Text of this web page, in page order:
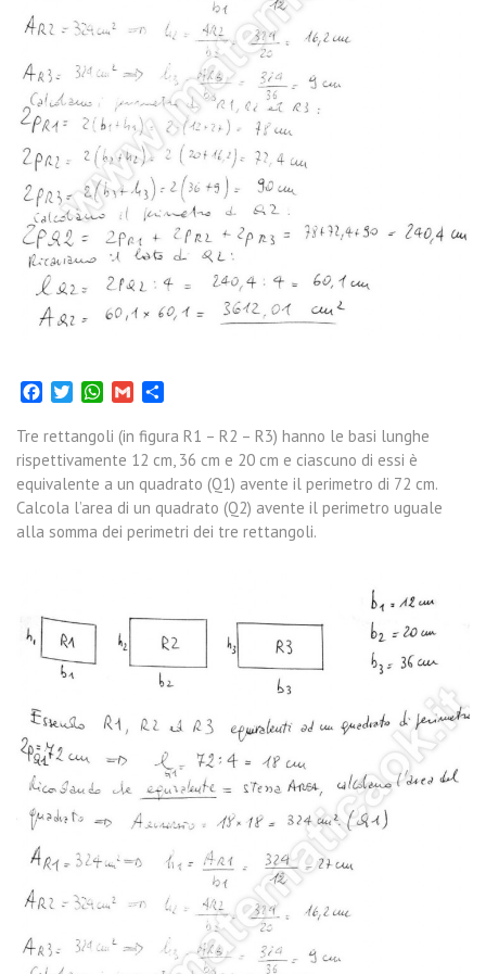
FacebookTwitterWhatsApp
Gmail
Tre rettangoli (in figura R1 – R2 – R3) hanno le basi lunghe
rispettivamente 12 cm, 36 cm e 20 cm e ciascuno di essi è
equivalente a un quadrato (Q1) avente il perimetro di 72 cm.
Calcola l’area di un quadrato (Q2) avente il perimetro uguale
alla somma dei perimetri dei tre rettangoli.